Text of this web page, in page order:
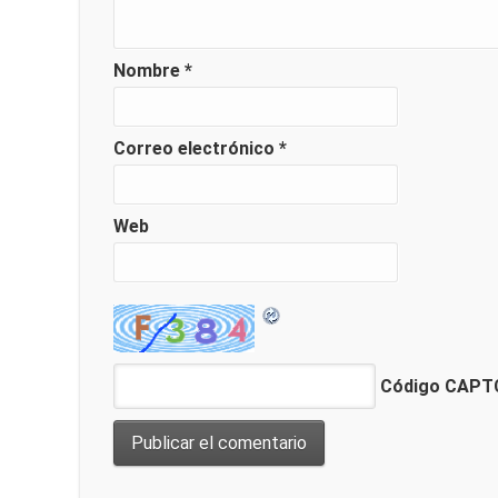
Nombre *
Correo electrónico *
Web
Código